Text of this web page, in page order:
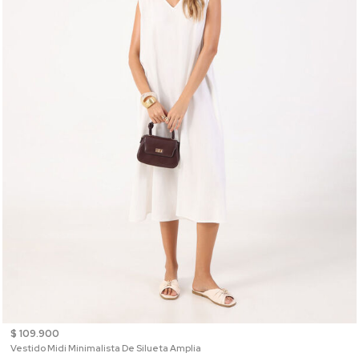
$ 109.900
Vestido Midi Minimalista De Silueta Amplia